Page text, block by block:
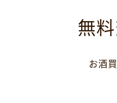
無
お酒